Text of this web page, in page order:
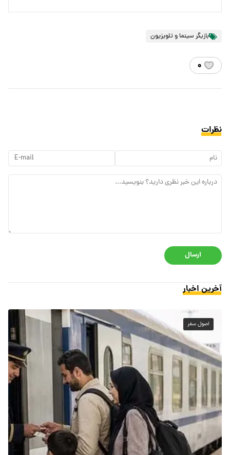
بازیگر سینما و تلویزیون
۰
نظرات
ارسال
آخرین اخبار
اصول سفر